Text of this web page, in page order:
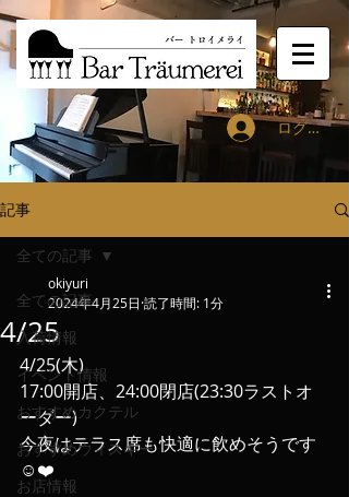
ログイン
記事
全ての記事
入荷情報
イベント情報
おすすめカクテル
おすすめウィスキー
お店情報
全ての記事
4/25
okiyuri
2024年4月25日 読了時間: 1分
4/25(木)
17:00開店、24:00閉店(23:30ラストオ
ーダー)
今夜はテラス席も快適に飲めそうです
☺️❤️